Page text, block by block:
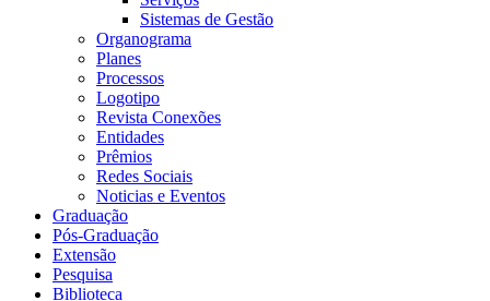
Sistemas de Gestão
Organograma
Planes
Processos
Logotipo
Revista Conexões
Entidades
Prêmios
Redes Sociais
Noticias e Eventos
Graduação
Pós-Graduação
Extensão
Pesquisa
Biblioteca